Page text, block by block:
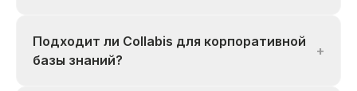
Подходит ли Collabis для корпоративной
базы знаний?
+